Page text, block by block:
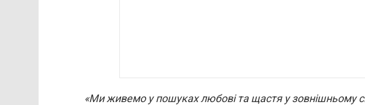
«Ми живемо у пошуках любові та щастя у зовнішньому